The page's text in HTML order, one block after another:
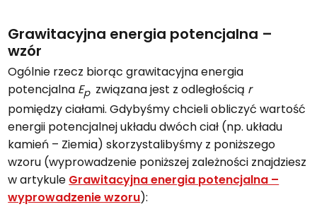
Grawitacyjna energia potencjalna –
wzór
Ogólnie rzecz biorąc grawitacyjna energia
potencjalna Epzwiązana jest z odległością r
pomiędzy ciałami. Gdybyśmy chcieli obliczyć wartość
energii potencjalnej układu dwóch ciał (np. układu
kamień – Ziemia) skorzystalibyśmy z poniższego
wzoru (wyprowadzenie poniższej zależności znajdziesz
w artykule Grawitacyjna energia potencjalna –
wyprowadzenie wzoru):